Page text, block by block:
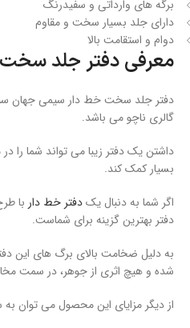
برگه های وارداتی و سفیدرنگ
دارای جلد بسیار سخت و مقاوم
دوام و استقامت بالا
معرفی دفتر جلد سخت
دفتر جلد سخت خط دار سیمی جهان
گالری ناچو می باشد.
داشتن یک دفتر زیبا می تواند شما را
بسیار کمک کند.
اگر شما به دنبال یکدفتر خط دار با
دفتر بهترین گزینه برای شماست.
به دلیل ضخامت بالای برگ های این
شده و هیچ اثری از جوهر، در سمت
از دیگر مزایای این محصول می توان